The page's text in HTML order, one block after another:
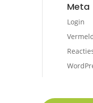
Meta
Login